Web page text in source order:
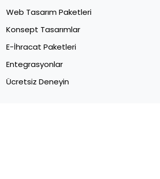
Web Tasarım Paketleri
Konsept Tasarımlar
E-İhracat Paketleri​
Entegrasyonlar
Ücretsiz Deneyin